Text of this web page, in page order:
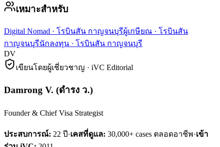
เหมาะสำหรับ
Digital Nomad · โรบินสัน กาญจนบุรีผู้เกษียณ · โรบินสัน
กาญจนบุรีนักลงทุน · โรบินสัน กาญจนบุรี
DV
เขียนโดยผู้เชี่ยวชาญ · iVC Editorial
Damrong V. (ดำรง ว.)
Founder & Chief Visa Strategist
ประสบการณ์: 22 ปี·เคสที่ดูแล: 30,000+ cases ตลอดอาชีพ·เข้า